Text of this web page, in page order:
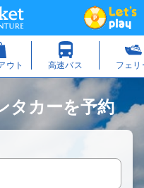
タカーを予約